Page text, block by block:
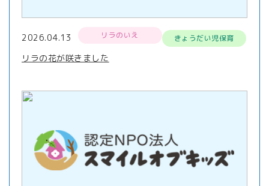
2026.04.13 リラのいえ きょうだい児保育
リラの花が咲きました